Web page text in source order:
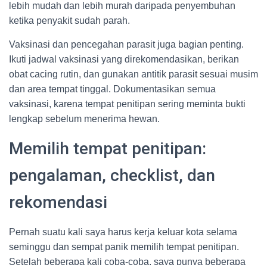
lebih mudah dan lebih murah daripada penyembuhan
ketika penyakit sudah parah.
Vaksinasi dan pencegahan parasit juga bagian penting.
Ikuti jadwal vaksinasi yang direkomendasikan, berikan
obat cacing rutin, dan gunakan antitik parasit sesuai musim
dan area tempat tinggal. Dokumentasikan semua
vaksinasi, karena tempat penitipan sering meminta bukti
lengkap sebelum menerima hewan.
Memilih tempat penitipan:
pengalaman, checklist, dan
rekomendasi
Pernah suatu kali saya harus kerja keluar kota selama
seminggu dan sempat panik memilih tempat penitipan.
Setelah beberapa kali coba-coba, saya punya beberapa